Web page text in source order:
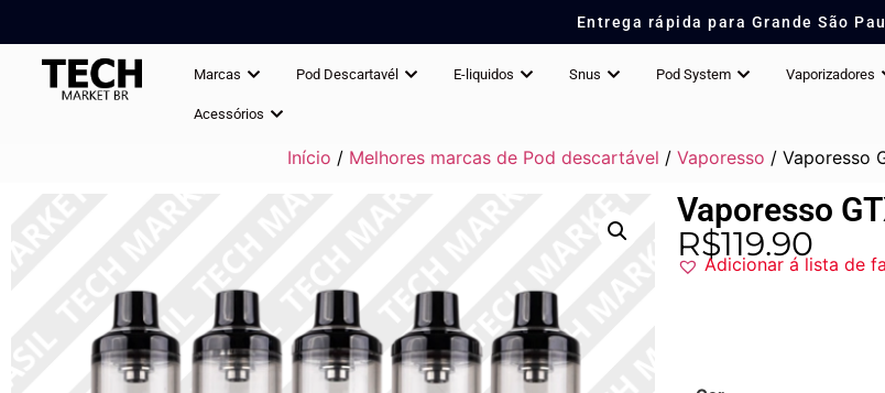
Entrega rápida para Grande São
Marcas Pod Descartavél E-liquidos Snus Pod System Vaporizadores
Acessórios
Início / Melhores marcas de Pod descartável / Vaporesso / Vaporesso
Vaporesso
R$119.90
Adicionar á lista de